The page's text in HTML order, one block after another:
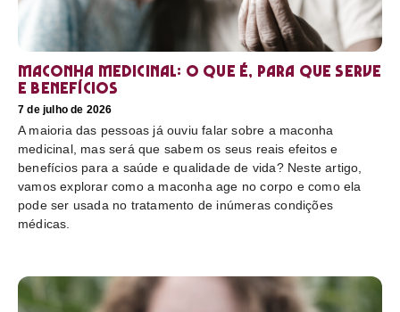
Maconha medicinal: O que é, para que serve
e benefícios
7 de julho de 2026
A maioria das pessoas já ouviu falar sobre a maconha
medicinal, mas será que sabem os seus reais efeitos e
benefícios para a saúde e qualidade de vida? Neste artigo,
vamos explorar como a maconha age no corpo e como ela
pode ser usada no tratamento de inúmeras condições
médicas.